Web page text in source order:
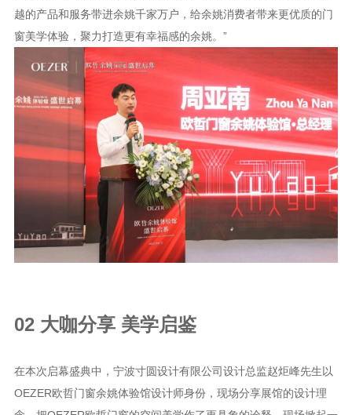
越的产品和服务带进余姚千家万户，给余姚消费者带来更优质的门
窗美学体验，聚力打造更有幸福感的余姚。”
02 大咖分享 美学启鉴
在本次启幕盛典中，宁波寸圆设计有限公司设计总监赵炬峰先生以
OEZER欧哲门窗余姚体验馆设计师身份，现场分享展馆的设计理